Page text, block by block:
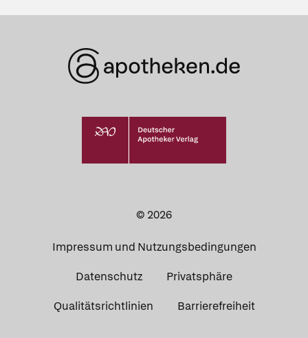
Was Ihre Apotheke
empfiehlt
Apotheken in
Ihrer Nähe
© 2026
Impressum und Nutzungsbedingungen
Datenschutz Privatsphäre
Qualitätsrichtlinien Barrierefreiheit